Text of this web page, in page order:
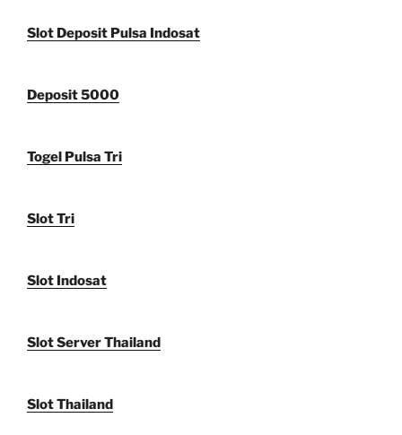
Slot Deposit Pulsa Indosat
Deposit 5000
Togel Pulsa Tri
Slot Tri
Slot Indosat
Slot Server Thailand
Slot Thailand